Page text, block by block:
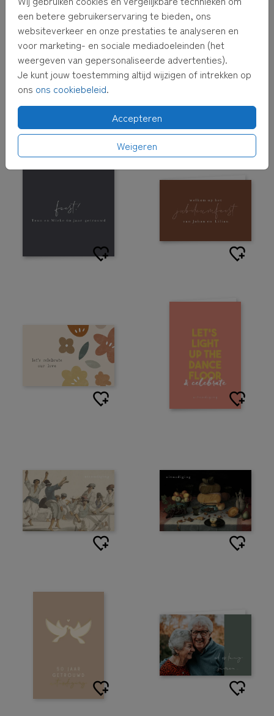
een betere gebruikerservaring te bieden, ons
websiteverkeer en onze prestaties te analyseren en
voor marketing- en sociale mediadoeleinden (het
weergeven van gepersonaliseerde advertenties).
Je kunt jouw toestemming altijd wijzigen of intrekken op
ons ons cookiebeleid.
Accepteren
Weigeren